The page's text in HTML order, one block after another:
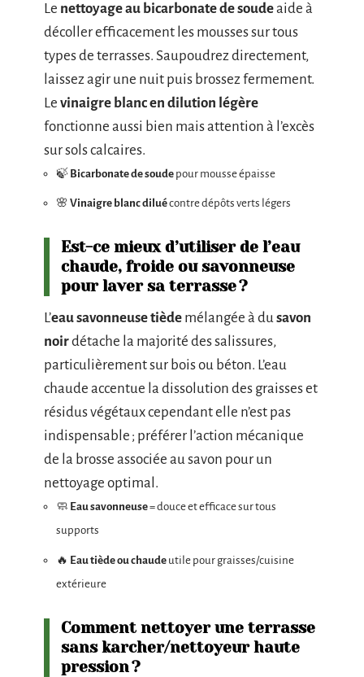
Le nettoyage au bicarbonate de soudeaide à
décoller efficacement les mousses sur tous
types de terrasses. Saupoudrez directement,
laissez agir une nuit puis brossez fermement.
Le vinaigre blanc en dilution légère
fonctionne aussi bien mais attention à l’excès
sur sols calcaires.
🍃 Bicarbonate de soude pour mousse épaisse
🌸 Vinaigre blanc diluécontre dépôts verts légers
Est-ce mieux d’utiliser de l’eau
chaude, froide ou savonneuse
pour laver sa terrasse ?
L’eau savonneuse tiède mélangée à dusavon
noirdétache la majorité des salissures,
particulièrement sur bois ou béton. L’eau
chaude accentue la dissolution des graisses et
résidus végétaux cependant elle n’est pas
indispensable ; préférer l’action mécanique
de la brosse associée au savon pour un
nettoyage optimal.
🧼 Eau savonneuse= douce et efficace sur tous
supports
🔥 Eau tiède ou chaude utile pour graisses/cuisine
extérieure
Comment nettoyer une terrasse
sans karcher/nettoyeur haute
pression ?